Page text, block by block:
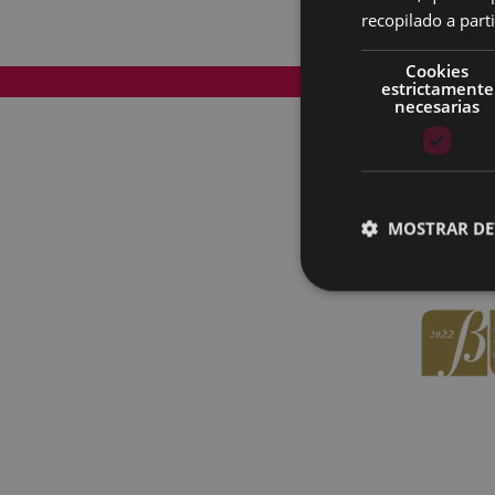
Mapa del Sitio
recopilado a
Cookies
estrictamente
necesarias
MOSTRAR